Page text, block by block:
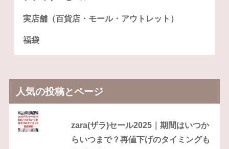
実店舗（百貨店・モール・アウトレット）
福袋
人気の投稿とページ
zara(ザラ)セール2025｜期間はいつか
らいつまで？再値下げのタイミングも